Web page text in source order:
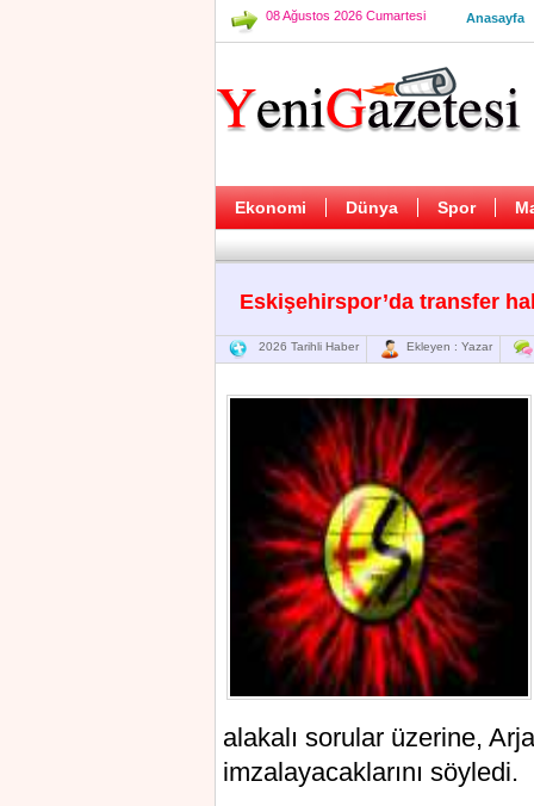
08 Ağustos 2026 Cumartesi Anasayfa
Ekonomi Dünya Spor
Eskişehirspor’da transfer
2026 Tarihli Haber Ekleyen : Yazar
alakalı sorular üzerine,
imzalayacaklarını söyledi.